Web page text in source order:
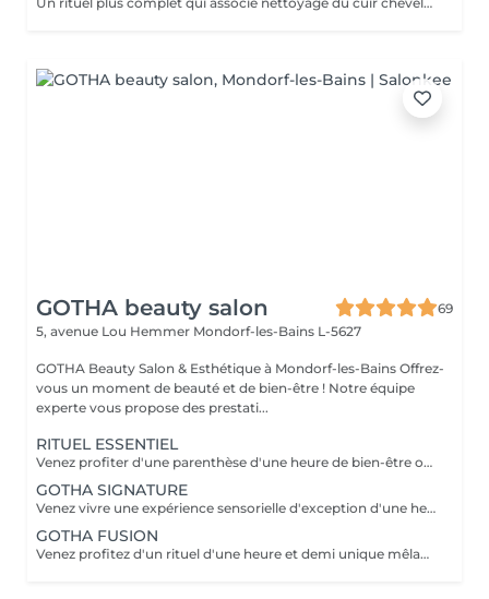
GOTHA beauty salon
69
5, avenue Lou Hemmer Mondorf-les-Bains L-5627
GOTHA Beauty Salon & Esthétique à Mondorf-les-Bains Offrez-
vous un moment de beauté et de bien-être ! Notre équipe
experte vous propose des prestati...
RITUEL ESSENTIEL
Venez profiter d'une parenthèse d'une heure de bien-être où cuir chevelu et cheveux sont sublimés grâce à des soins personnalisés. Laissez-vous guider dans une première immersion douce et profondément relaxante.
GOTHA SIGNATURE
Venez vivre une expérience sensorielle d'exception d'une heure et demi, où chaque geste vous enveloppe dans un lâcher-prise absolu. Laissez-vous porter par un rituel profond, alliant détente, raffinement et évasion.
GOTHA FUSION
Venez profitez d'un rituel d'une heure et demi unique mêlant head spa et soin du visage pour une harmonie parfaite entre éclat et relaxation. Laissez-vous transporter dans une expérience enveloppante, où le corps et l'esprit se relâchent pleinement.